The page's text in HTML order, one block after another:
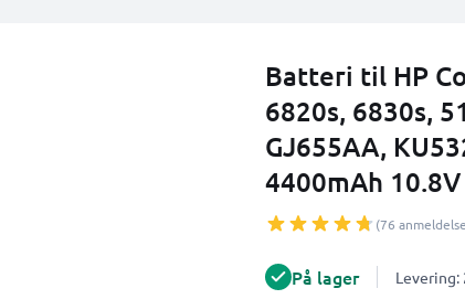
Batteri til HP
6820s, 6830s,
GJ655AA,
4400mAh 10.8V
(76
På lager Levering: